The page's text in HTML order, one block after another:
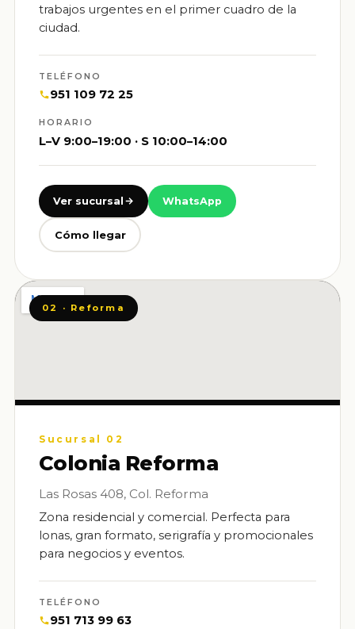
trabajos urgentes en el primer cuadro de la
ciudad.
TELÉFONO
951 109 72 25
HORARIO
L–V 9:00–19:00 · S 10:00–14:00
Ver sucursal WhatsApp
Cómo llegar
02 · Reforma
Sucursal 02
Colonia Reforma
Las Rosas 408, Col. Reforma
Zona residencial y comercial. Perfecta para
lonas, gran formato, serigrafía y promocionales
para negocios y eventos.
TELÉFONO
951 713 99 63